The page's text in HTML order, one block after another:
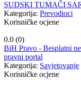
SUDSKI TUMAČI
Kategorija: Prevodioci
Korisničke ocjene
0.0 (0)
BiH Pravo - Besplatni
pravni portal
Kategorija: Savjetovanje
Korisničke ocjene